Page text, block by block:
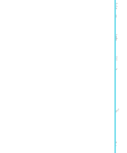
、近代の台湾と日本を多様な文化芸
会です。近代台湾の美術作品約200
100点を加え、無数の星のように
のなかで、現代の視点から近代を再
アリスム導入を試み、日本語で詩作
な営みを軸に、地域や時代、ジャン
めた映画『日曜日の散歩者』
この映画は、固定された物語を提
見いだせるものでした。本展で
Ya-li ホアン・ヤーリー）をゲ
や編集手法を展示空間へと展開
楽、演劇、舞踏などの資料をモンタ